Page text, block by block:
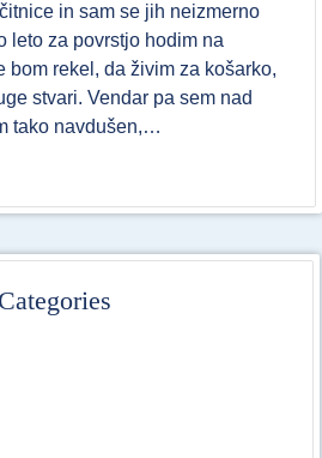
in sam se jih neizmerno
leto za povrstjo hodim na
bom rekel, da živim za košarko,
stvari. Vendar pa sem nad
tako navdušen,…
Categories